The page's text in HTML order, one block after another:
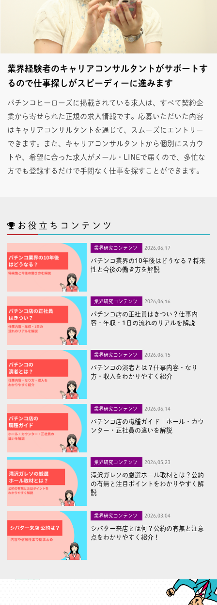
業界経験者のキャリアコンサルタントがサポートす
るので仕事探しがスピーディーに進みます
パチンコヒーローズに掲載されている求人は、すべて契約企
業から寄せられた正規の求人情報です。応募いただいた内容
はキャリアコンサルタントを通じて、スムーズにエントリー
できます。また、キャリアコンサルタントから個別にスカウ
トや、希望に合った求人がメール・LINEで届くので、多忙な
方でも登録するだけで手間なく仕事を探すことができます。
お役立ちコンテンツ
業界研究コンテンツ 2026,06,17
パチンコ業界の10年後はどうなる？将来
性と今後の働き方を解説
業界研究コンテンツ 2026,06,16
パチンコ店の正社員はきつい？仕事内
容・年収・1日の流れのリアルを解説
業界研究コンテンツ 2026,06,15
パチンコの演者とは？仕事内容・なり
方・収入をわかりやすく紹介
業界研究コンテンツ 2026,06,14
パチンコ店の職種ガイド｜ホール・カウ
ンター・正社員の違いを解説
業界研究コンテンツ 2026,05,23
滝沢ガレソの厳選ホール取材とは？公約
の有無と注目ポイントをわかりやすく解
説
業界研究コンテンツ 2026,03,04
シバター来店とは何？公約の有無と注意
点をわかりやすく紹介！